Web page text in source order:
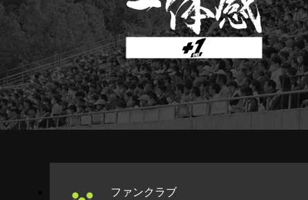
ファンクラブ